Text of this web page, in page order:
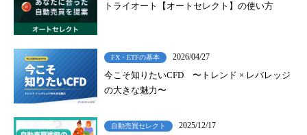
トライオート【オートセレクト】の使い方
FX・ETFの基本 2026/04/27
今こそ知りたいCFD 〜トレンド × レバレッジ
の大きな魅力〜
自動売買セレクト 2025/12/17